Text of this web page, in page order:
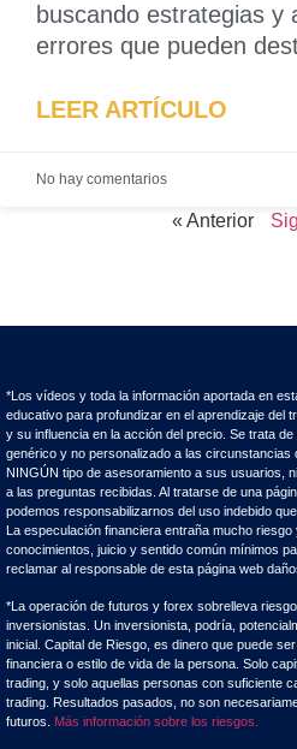
buscando estrategias y
errores que pueden
LEER ARTÍCULO
No hay comentarios
« Anterior
*Los vídeos y toda la información aportada en
educativo para profundizar en el aprendizaje del
y su influencia en la acción del precio. Se trata
genérico y no personalizado a las circunstancias
NINGÚN tipo de asesoramiento a sus usuarios,
a las preguntas recibidas. Al tratarse de una
podemos responsabilizarnos del uso indebido
La especulación financiera entraña mucho
conocimientos, juicio y sentido común mínimos
reclamar al responsable de esta página web
*La operación de futuros y forex sobrelleva
inversionistas. Un inversionista, podría,
inicial. Capital de Riesgo, es dinero que puede
financiera o estilo de vida de la persona. Solo
trading, y solo aquellas personas con suficiente
trading. Resultados pasados, no son
futuros.
Más información sobre los riesgos.